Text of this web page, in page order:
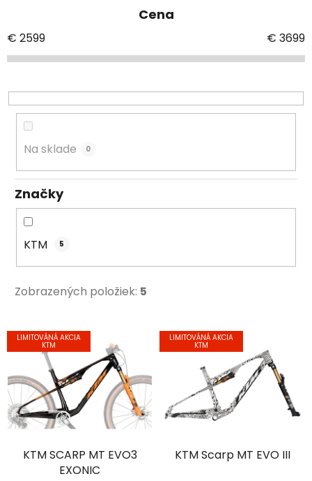
i
e
r
o
o
Cena
€ 2599 € 3699
Na sklade 0
Značky
KTM 5
Zobrazených položiek: 5
V
ý
i
s
p
LIMITOVÁNÁ AKCIA
KTM
KTM SCARP MT EVO3
EXONIC
LIMITOVÁNÁ AKCIA
KTM
KTM Scarp MT EVO III